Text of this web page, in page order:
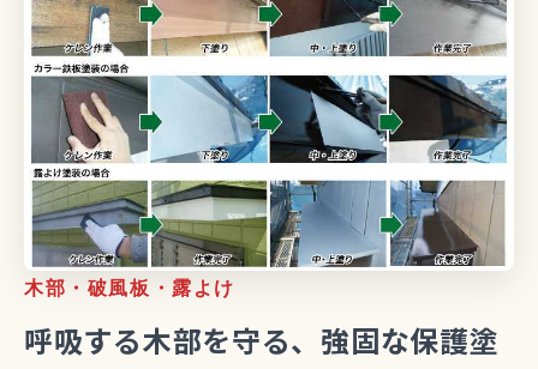
木部・破風板・露よけ
呼吸する木部を守る、強固な保護塗